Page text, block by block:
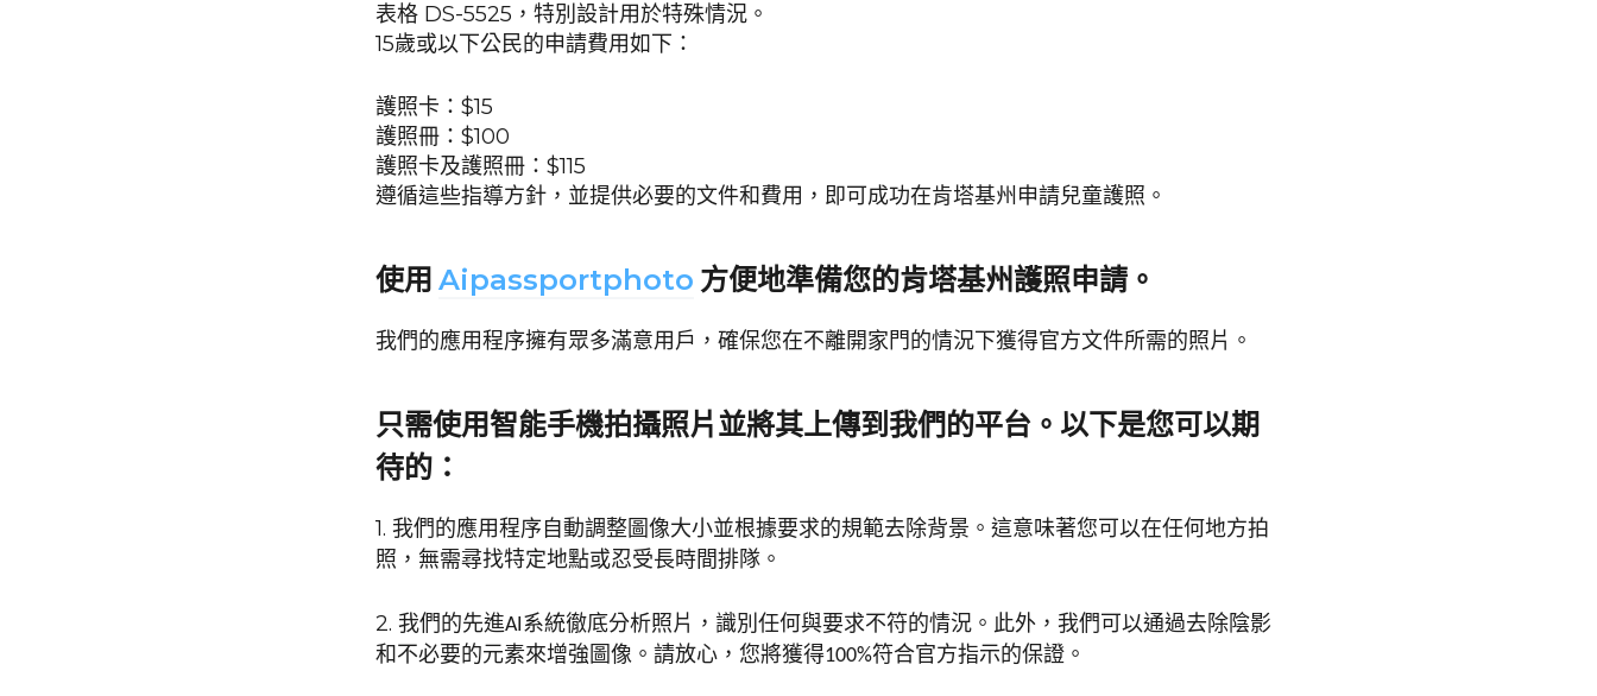
表格 DS-5525，特別設計用於特殊情況。
15歲或以下公民的申請費用如下：
護照卡：$15
護照冊：$100
護照卡及護照冊：$115
遵循這些指導方針，並提供必要的文件和費用，即可成功在肯塔基州申請兒童護照 。
使用Aipassportphoto 方便地準備您的肯塔基州護照申請。
我們的應用程序擁有眾多滿意用戶，確保您在不離開家門的情況下獲得官方文件所需的照片。
只需使用智能手機拍攝照片並將其上傳到我們的平台。以下是您可以期
待的：
1. 我們的應用程序自動調整圖像大小並根據要求的規範去除背景。這意味著您可以在任何地方拍
照，無需尋找特定地點或忍受長時間排隊。
2. 我們的先進AI系統徹底分析照片，識別任何與要求不符的情況。此外，我們可以通過去除陰影
和不必要的元素來增強圖像。請放心，您將獲得100%符合官方指示的保證。